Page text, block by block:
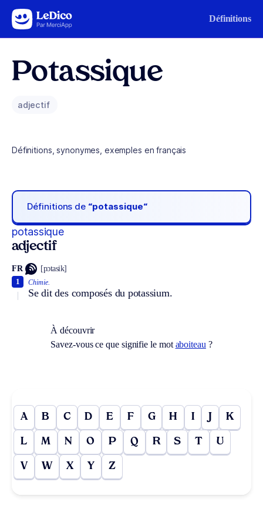
Aller au contenu Définitions
Potassique
adjectif
Définitions, synonymes, exemples en français
Définitions de “potassique“
potassique
adjectif
FR [pɔtasik]
Chimie.
Se dit des composés du potassium.
1
À découvrir
Savez-vous ce que signifie le mot aboiteau ?
A B C D E F G H I J K
L M N O P Q R S T U
V W X Y Z